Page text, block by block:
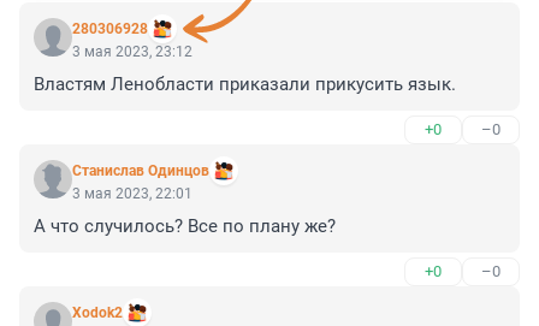
280306928
3 мая 2023, 23:12
Властям Ленобласти приказали прикусить язык.
+0 –0
Станислав Одинцов
3 мая 2023, 22:01
А что случилось? Все по плану же?
+0 –0
Xodok2